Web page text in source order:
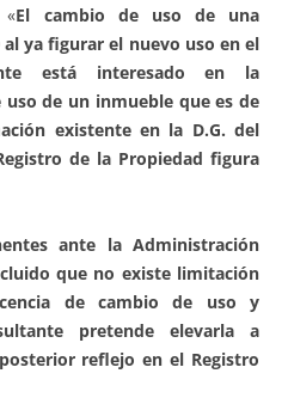
«El cambio de uso de una
ya figurar el nuevo uso en el
está interesado en la
de un inmueble que es de
existente en la D.G. del
de la Propiedad figura
ante la Administración
que no existe limitación
de cambio de uso y
pretende elevarla a
reflejo en el Registro